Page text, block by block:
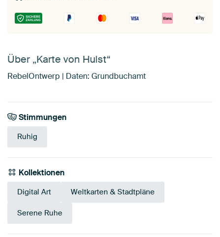
Über „Karte von Hulst“
RebelOntwerp | Daten: Grundbuchamt
Stimmungen
Ruhig
Kollektionen
Digital Art Weltkarten & Stadtpläne
Serene Ruhe